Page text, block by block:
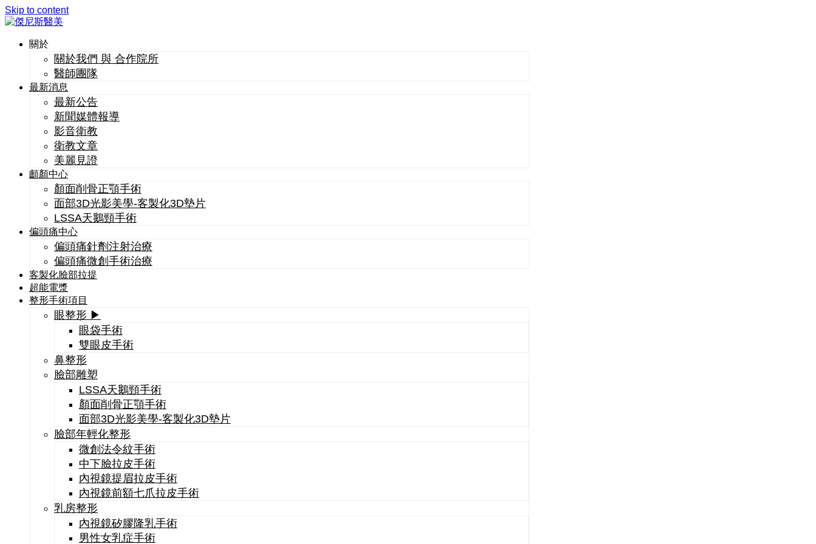
Skip to content
關於
關於我們 與 合作院所
醫師團隊
最新消息
最新公告
新聞媒體報導
影音衛教
衛教文章
美麗見證
顱顏中心
顏面削骨正顎手術
面部3D光影美學-客製化3D墊片
LSSA天鵝頸手術
偏頭痛中心
偏頭痛針劑注射治療
偏頭痛微創手術治療
客製化臉部拉提
超能電漿
整形手術項目
眼整形 ▶
眼袋手術
雙眼皮手術
鼻整形
臉部雕塑
LSSA天鵝頸手術
顏面削骨正顎手術
面部3D光影美學-客製化3D墊片
臉部年輕化整形
微創法令紋手術
中下臉拉皮手術
內視鏡提眉拉皮手術
內視鏡前額七爪拉皮手術
乳房整形
內視鏡矽膠隆乳手術
男性女乳症手術